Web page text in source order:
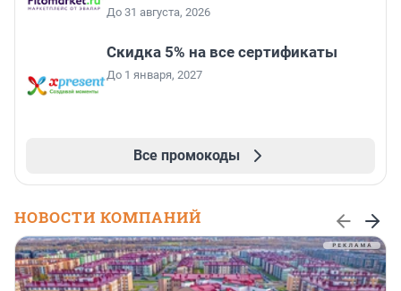
До 31 августа, 2026
Скидка 5% на все сертификаты
До 1 января, 2027
Все промокоды
НОВОСТИ КОМПАНИЙ